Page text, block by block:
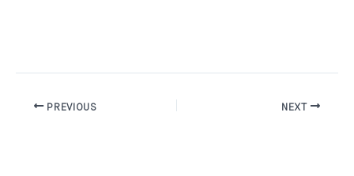
PREVIOUS NEXT